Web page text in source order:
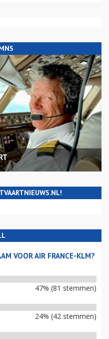
VOOR AIR FRANCE-KLM?
47% (81 stemmen)
24% (42 stemmen)